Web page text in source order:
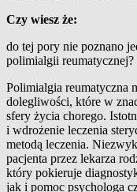
Czy wiesz że:
do tej pory nie poznano
polimialgii reumatycznej?
Polimialgia reumatyczna
dolegliwości, które w
sfery życia chorego.
i wdrożenie leczenia
metodą leczenia.
pacjenta przez lekarza
który pokieruje
jak i pomoc psychologa